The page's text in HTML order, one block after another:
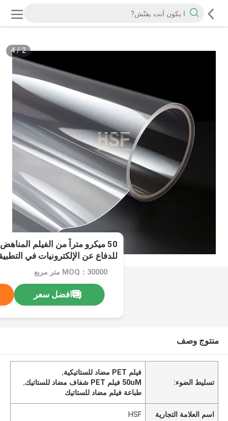
2
/
4
للدفاع عن الإلكترونيات في
MOQ：30000 متر مربع
افضل سعر
منتوج وصف
تسليط الضوء:
فيلم PET مضاد للستاتيكية
,
50uM فيلم PET شفاف مضاد للستاتيك
,
طباعة فيلم مضاد للستاتيك
اسم العلامة التجارية HSF